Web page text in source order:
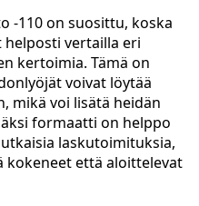
-110 on suosittu, koska
helposti vertailla eri
kertoimia. Tämä on
voivat löytää
mikä voi lisätä heidän
formaatti on helppo
laskutoimituksia,
kokeneet että aloittelevat